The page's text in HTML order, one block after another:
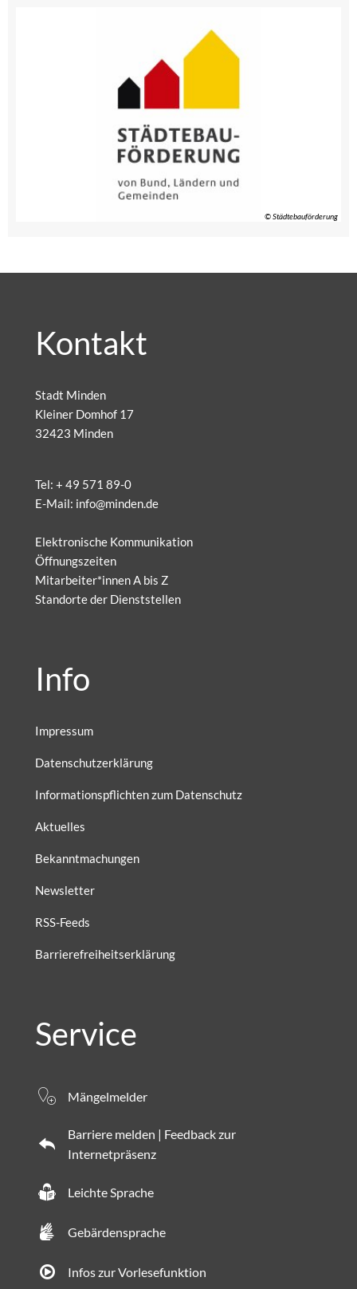
© Städtebauförderung
Kontakt
Stadt Minden
Kleiner Domhof 17
32423 Minden
Tel: + 49 571 89-0
E-Mail: info@minden.de
Elektronische Kommunikation
Öffnungszeiten
Mitarbeiter*innen A bis Z
Standorte der Dienststellen
Info
Impressum
Datenschutzerklärung
Informationspflichten zum Datenschutz
Aktuelles
Bekanntmachungen
Newsletter
RSS-Feeds
Barrierefreiheitserklärung
Service
Mängelmelder
Barriere melden | Feedback zur
Internetpräsenz
Leichte Sprache
Gebärdensprache
Infos zur Vorlesefunktion